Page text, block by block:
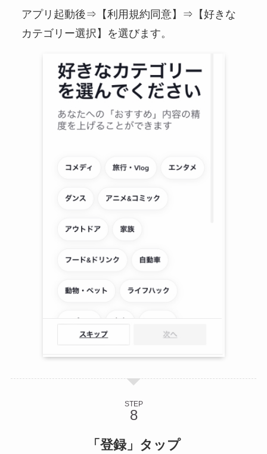
アプリ起動後⇒【利用規約同意】⇒【好きな
カテゴリー選択】を選びます。
STEP
「登録」タップ